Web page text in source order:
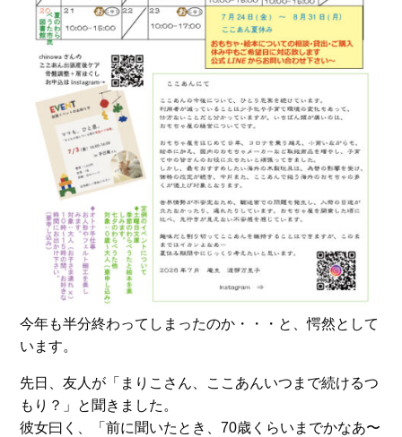
今年も半分終わってしまったのか・・・と、愕然として
います。
先日、友人が「まりこさん、ここあんいつまで続けるつ
もり？」と聞きました。
彼女曰く、「前に聞いたとき、70歳くらいまでかなあ〜